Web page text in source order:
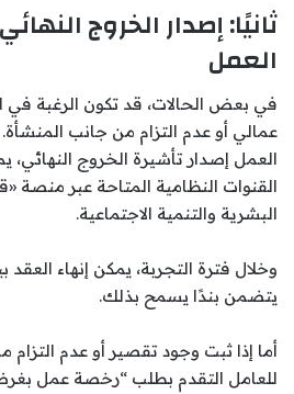
ثانيًا: إصدار الخروج
العمل
في بعض الحالات، قد تكون الرغبة في
عمالي أو عدم التزام من جانب
العمل إصدار تأشيرة الخروج النهائي،
القنوات النظامية المتاحة عبر منصة
البشرية والتنمية الاجتماعية.
وخلال فترة التجربة، يمكن إنهاء العقد
يتضمن بندًا يسمح بذلك.
أما إذا ثبت وجود تقصير أو عدم
للعامل التقدم بطلب “رخصة عمل